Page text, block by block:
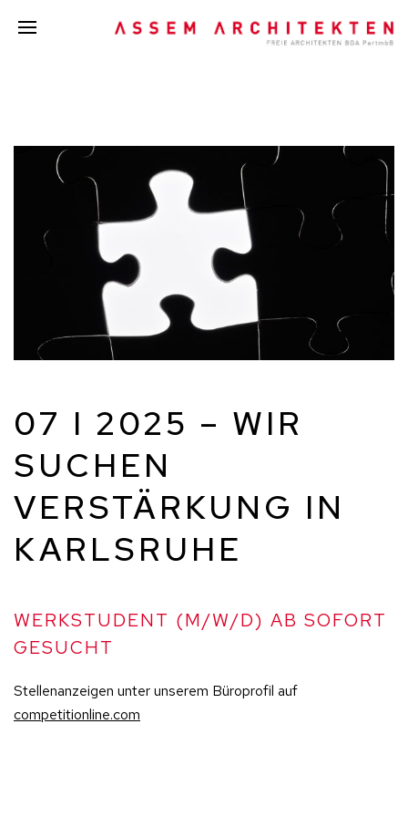
07 I 2025 – WIR
SUCHEN
VERSTÄRKUNG IN
KARLSRUHE
WERKSTUDENT (M/W/D) AB SOFORT
GESUCHT
Stellenanzeigen unter unserem Büroprofil auf
competitionline.com